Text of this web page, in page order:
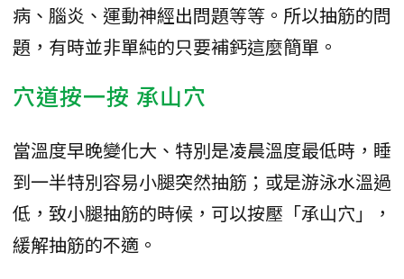
病、腦炎、運動神經出問題等等。所以抽筋的問
題，有時並非單純的只要補鈣這麼簡單。
穴道按一按 承山穴
當溫度早晚變化大、特別是凌晨溫度最低時，睡
到一半特別容易小腿突然抽筋；或是游泳水溫過
低，致小腿抽筋的時候，可以按壓「承山穴」，
緩解抽筋的不適。